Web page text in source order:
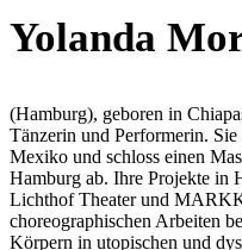
Yolanda
(Hamburg), geboren in
Tänzerin und Performerin.
Mexiko und schloss einen
Hamburg ab. Ihre Projekte in
Lichthof Theater und
choreographischen Arbeiten
Körpern in utopischen und